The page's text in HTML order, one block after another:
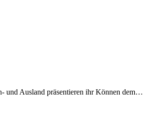
und Ausland präsentieren ihr Können dem…